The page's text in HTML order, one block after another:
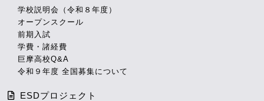
学校説明会（令和８年度）
オープンスクール
前期入試
学費・諸経費
巨摩高校Q&A
令和９年度 全国募集について
ESDプロジェクト